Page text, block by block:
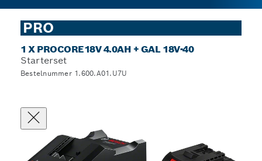
PRO
1 X PROCORE18V 4.0AH + GAL 18V-40
Starterset
Bestelnummer 1.600.A01.U7U